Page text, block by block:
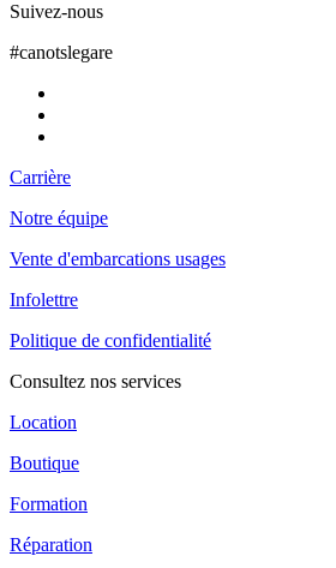
Suivez-nous
#canotslegare
Carrière
Notre équipe
Vente d'embarcations usages
Infolettre
Politique de confidentialité
Consultez nos services
Location
Boutique
Formation
Réparation